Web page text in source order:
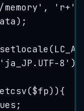
' , ' r+ '
);
setlocale (
' ja_JP.UTF-8 ' );
($fp)){
;